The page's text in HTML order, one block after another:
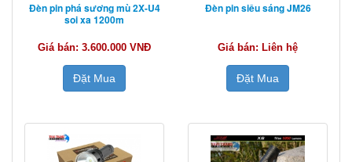
Đèn pin phá sương mù 2X-U4
soi xa 1200m
Giá bán: 3.600.000 VNĐ
Đặt Mua
Đèn pin siêu sáng JM26
Giá bán: Liên hệ
Đặt Mua